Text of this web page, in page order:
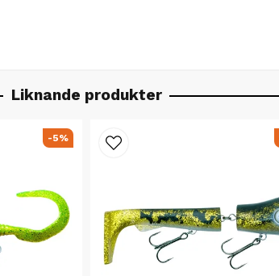
Liknande produkter
-5%